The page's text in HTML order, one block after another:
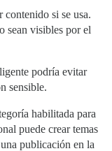
contenido si se usa.
sean visibles por el
podría evitar
sensible.
habilitada para
puede crear temas
publicación en la